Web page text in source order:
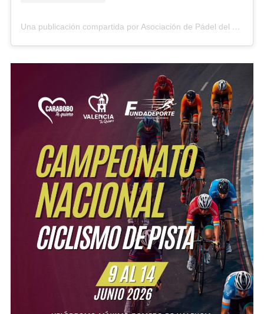
Una publicación compartida por Asociación de Pádel del Estado Carabobo (@asopadelcarabobo)